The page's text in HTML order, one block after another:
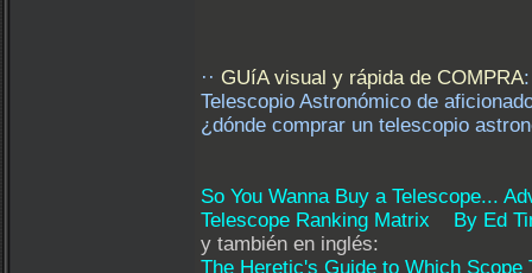
·· GUíA visual y rápida de COMPRA
Telescopio Astronómico de
¿dónde comprar un telescopio
So You Wanna Buy a Telescope...
Telescope Ranking Matrix By Ed
y también en inglés:
The Heretic's Guide to Which Scope